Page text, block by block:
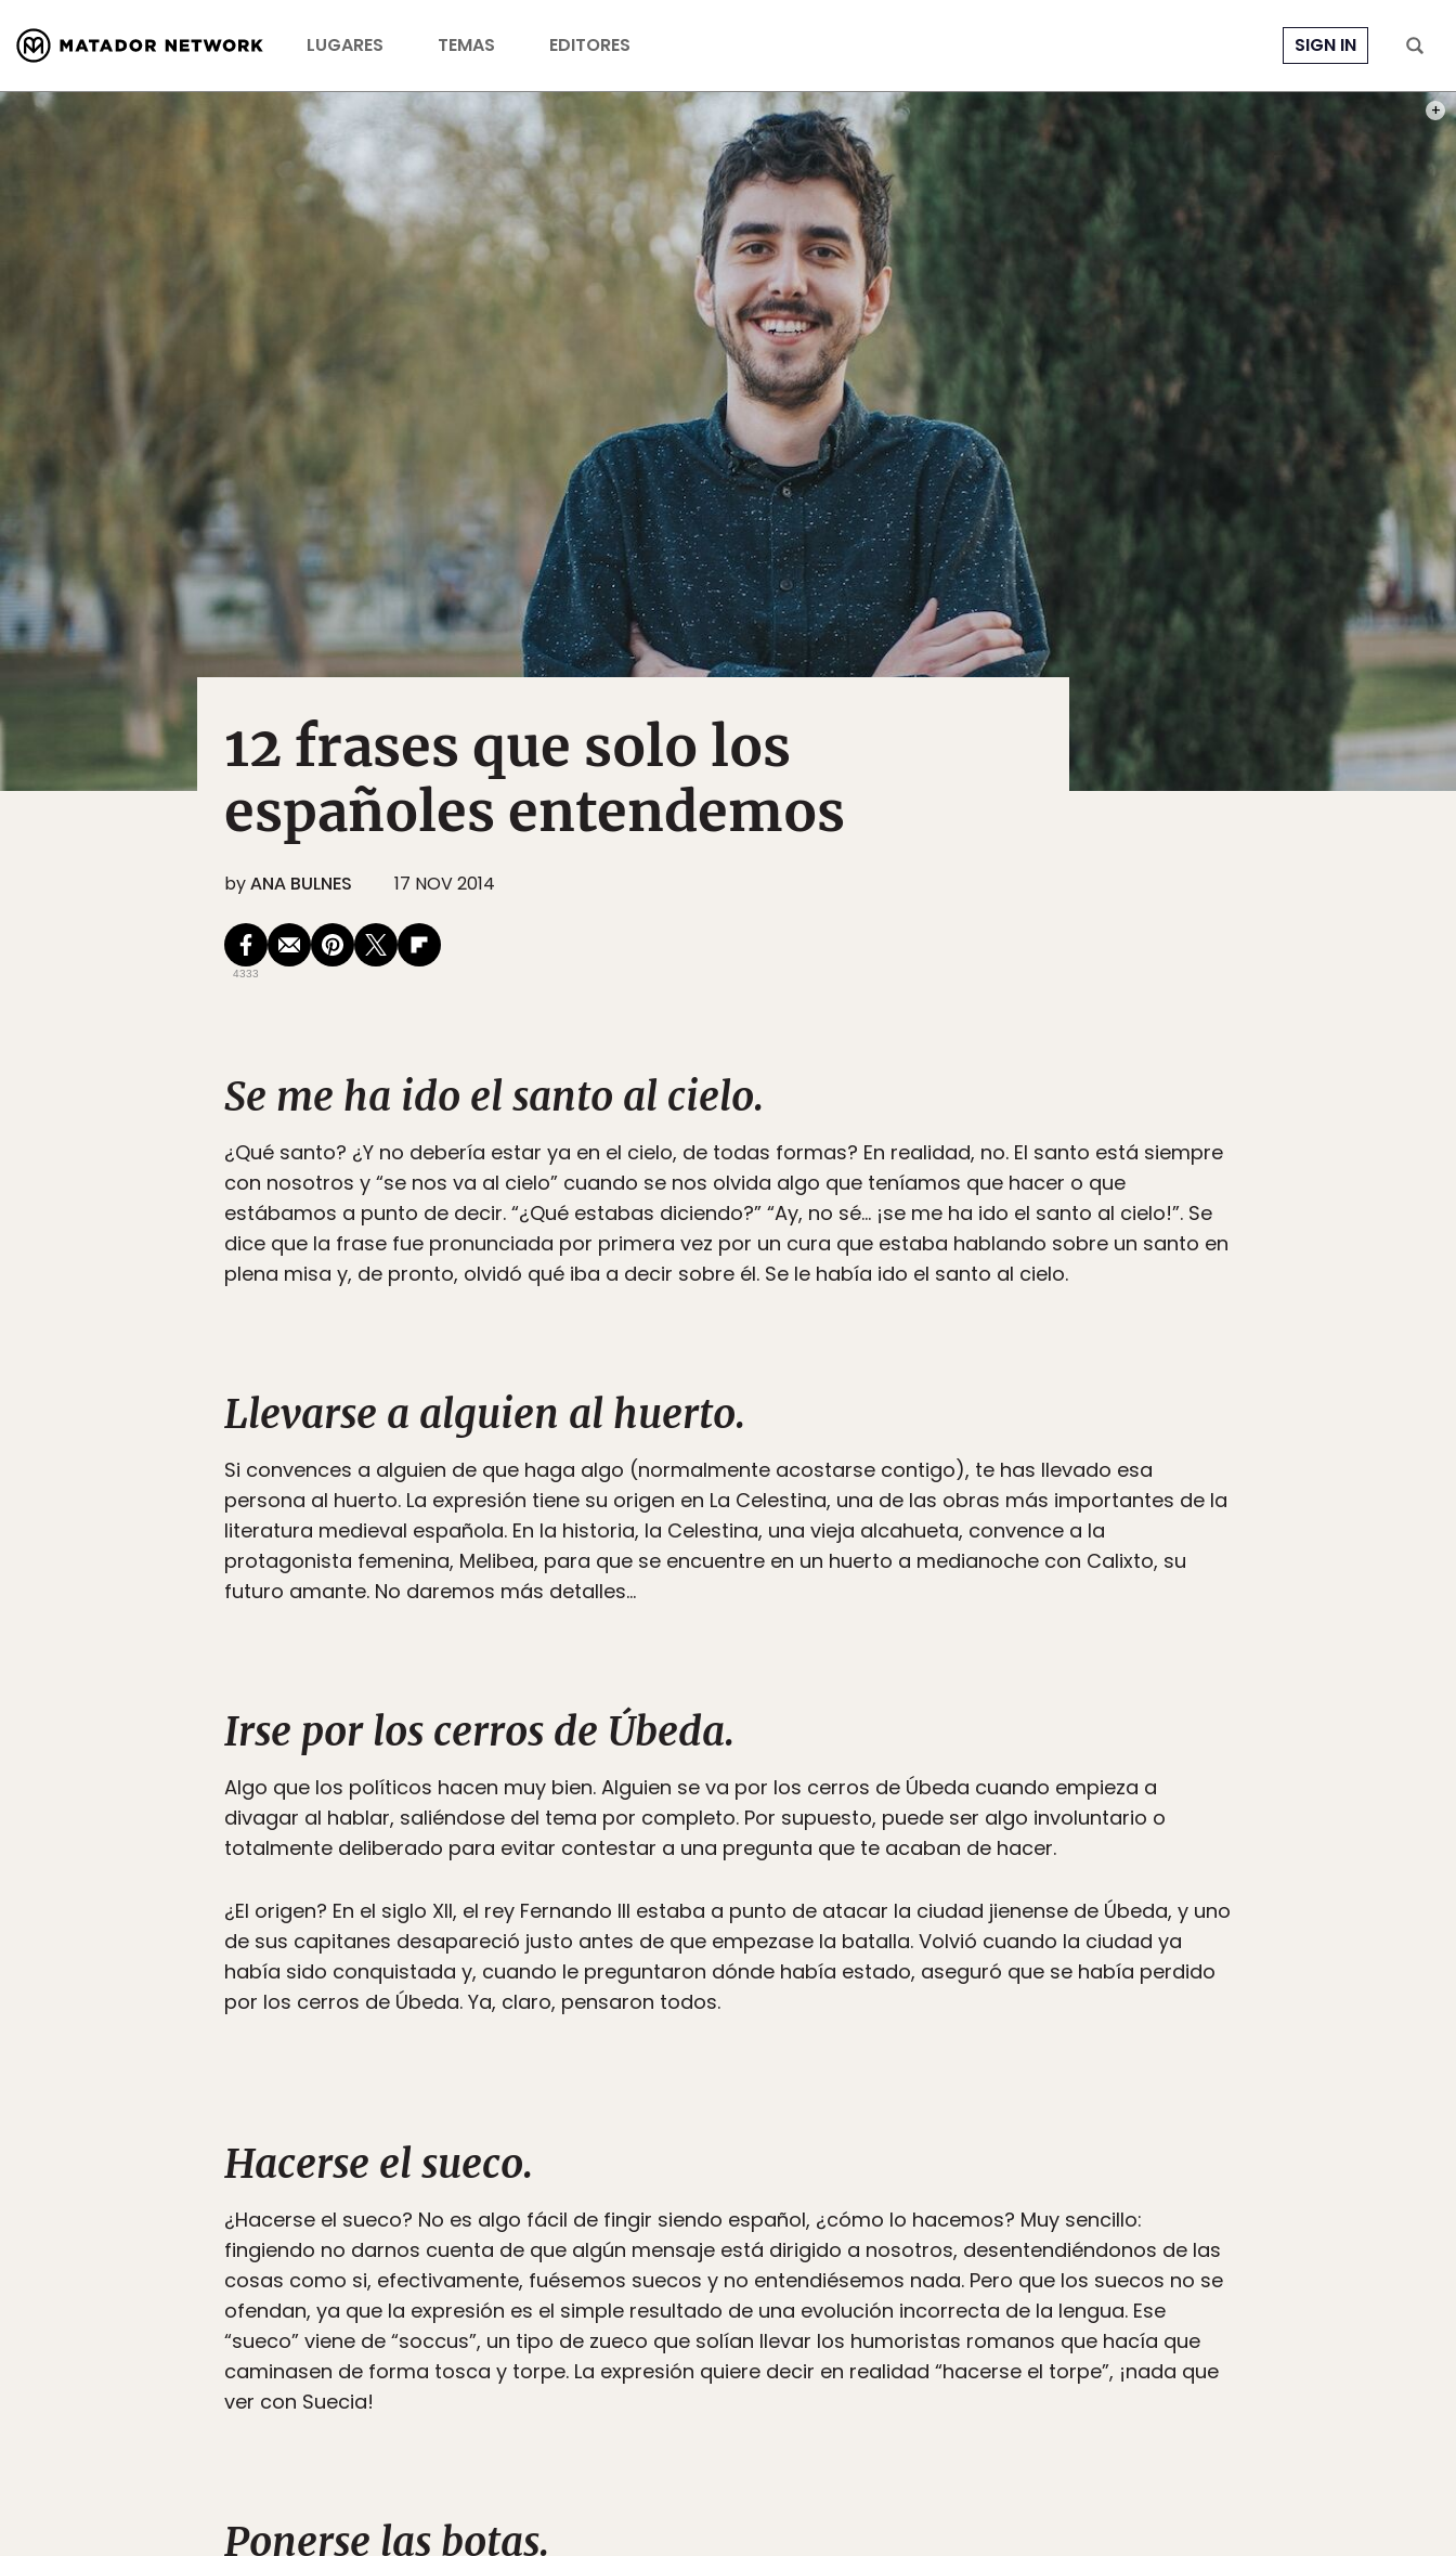
LUGARES TEMAS EDITORES SIGN IN
FOTO:
12 frases que solo los
españoles entendemos
byANA BULNES 17 NOV 2014
4333
Se me ha ido el santo al cielo.
¿Qué santo? ¿Y no debería estar ya en el cielo, de todas formas? En realidad, no. El santo está siempre
con nosotros y “se nos va al cielo” cuando se nos olvida algo que teníamos que hacer o que
estábamos a punto de decir. “¿Qué estabas diciendo?” “Ay, no sé… ¡se me ha ido el santo al cielo!”. Se
dice que la frase fue pronunciada por primera vez por un cura que estaba hablando sobre un santo en
plena misa y, de pronto, olvidó qué iba a decir sobre él. Se le había ido el santo al cielo.
Llevarse a alguien al huerto.
Si convences a alguien de que haga algo (normalmente acostarse contigo), te has llevado esa
persona al huerto. La expresión tiene su origen en La Celestina, una de las obras más importantes de la
literatura medieval española. En la historia, la Celestina, una vieja alcahueta, convence a la
protagonista femenina, Melibea, para que se encuentre en un huerto a medianoche con Calixto, su
futuro amante. No daremos más detalles…
Irse por los cerros de Úbeda.
Algo que los políticos hacen muy bien. Alguien se va por los cerros de Úbeda cuando empieza a
divagar al hablar, saliéndose del tema por completo. Por supuesto, puede ser algo involuntario o
totalmente deliberado para evitar contestar a una pregunta que te acaban de hacer.
¿El origen? En el siglo XII, el rey Fernando III estaba a punto de atacar la ciudad jienense de Úbeda, y uno
de sus capitanes desapareció justo antes de que empezase la batalla. Volvió cuando la ciudad ya
había sido conquistada y, cuando le preguntaron dónde había estado, aseguró que se había perdido
por los cerros de Úbeda. Ya, claro, pensaron todos.
Hacerse el sueco.
¿Hacerse el sueco? No es algo fácil de fingir siendo español, ¿cómo lo hacemos? Muy sencillo:
fingiendo no darnos cuenta de que algún mensaje está dirigido a nosotros, desentendiéndonos de las
cosas como si, efectivamente, fuésemos suecos y no entendiésemos nada. Pero que los suecos no se
ofendan, ya que la expresión es el simple resultado de una evolución incorrecta de la lengua. Ese
“sueco” viene de “soccus”, un tipo de zueco que solían llevar los humoristas romanos que hacía que
caminasen de forma tosca y torpe. La expresión quiere decir en realidad “hacerse el torpe”, ¡nada que
ver con Suecia!
Ponerse las botas.